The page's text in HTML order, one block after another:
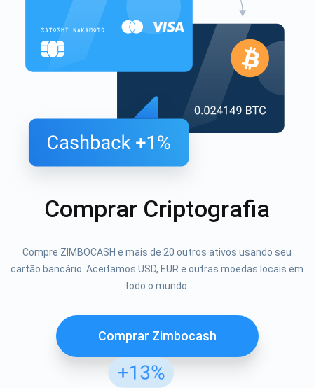
Comprar Criptografia
Compre ZIMBOCASH e mais de 20 outros ativos usando seu
cartão bancário. Aceitamos USD, EUR e outras moedas locais em
todo o mundo.
Comprar Zimbocash